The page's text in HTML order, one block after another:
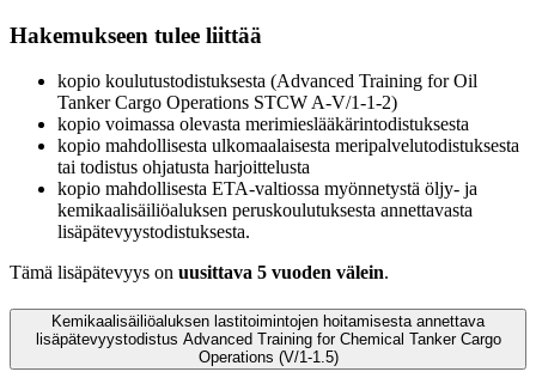
Hakemukseen tulee liittää
kopio koulutustodistuksesta (Advanced Training for Oil
Tanker Cargo Operations STCW A-V/1-1-2)
kopio voimassa olevasta merimieslääkärintodistuksesta
kopio mahdollisesta ulkomaalaisesta meripalvelutodistuksesta
tai todistus ohjatusta harjoittelusta
kopio mahdollisesta ETA-valtiossa myönnetystä öljy- ja
kemikaalisäiliöaluksen peruskoulutuksesta annettavasta
lisäpätevyystodistuksesta.
Tämä lisäpätevyys on uusittava 5 vuoden välein.
Kemikaalisäiliöaluksen lastitoimintojen hoitamisesta annettava
lisäpätevyystodistus Advanced Training for Chemical Tanker Cargo
Operations (V/1-1.5)